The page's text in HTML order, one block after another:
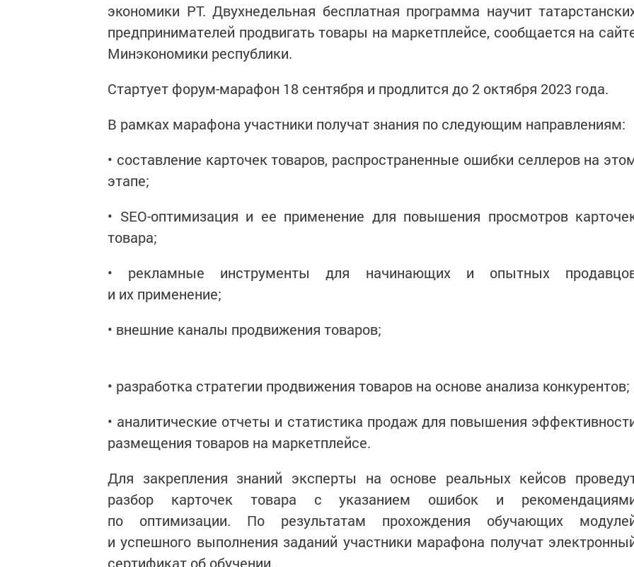
экономики РТ. Двухнедельная бесплатная программа научит
предпринимателей продвигать товары на маркетплейсе, сообщается на
Минэкономики республики.
Стартует форум-марафон 18 сентября и продлится до 2 октября 2023 года.
В рамках марафона участники получат знания по следующим направлениям:
• составление карточек товаров, распространенные ошибки селлеров на
этапе;
• SEO-оптимизация и ее применение для повышения просмотров
товара;
• рекламные инструменты для начинающих и опытных
и их применение;
• внешние каналы продвижения товаров;
• разработка стратегии продвижения товаров на основе анализа конкурентов;
• аналитические отчеты и статистика продаж для повышения
размещения товаров на маркетплейсе.
Для закрепления знаний эксперты на основе реальных кейсов
разбор карточек товара с указанием ошибок и
по оптимизации. По результатам прохождения обучающих
и успешного выполнения заданий участники марафона получат
сертификат об обучении.